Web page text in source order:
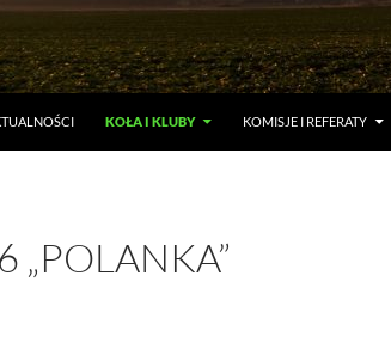
KOŁA I KLUBY KOMISJE I REFERATY
„POLANKA”